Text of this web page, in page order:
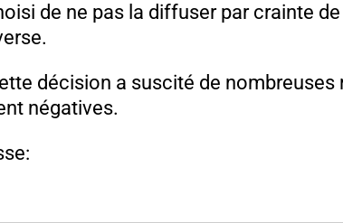
de ne pas la diffuser par crainte
décision a suscité de nombreuses
négatives.